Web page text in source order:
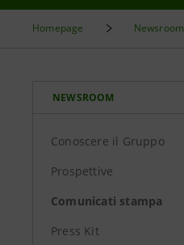
Homepage Newsroom
NEWSROOM
Conoscere il Gruppo
Prospettive
Comunicati stampa
Press Kit